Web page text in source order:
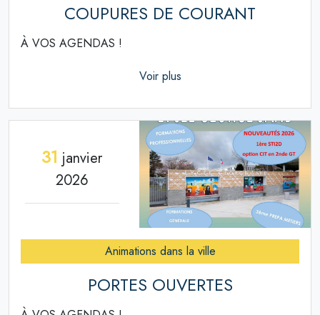
COUPURES DE COURANT
À VOS AGENDAS !
Voir plus
31 janvier
2026
Animations dans la ville
PORTES OUVERTES